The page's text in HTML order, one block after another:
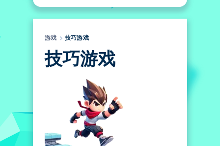
游戏 技巧游戏
技巧游戏